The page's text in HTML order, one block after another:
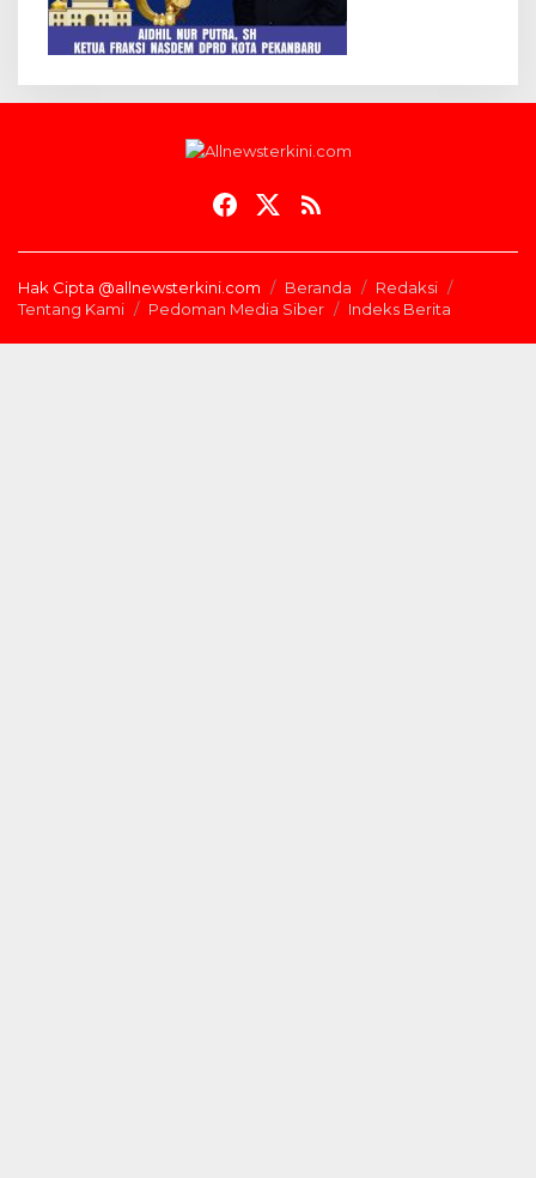
Hak Cipta @allnewsterkini.com Beranda
Pedoman Media Siber